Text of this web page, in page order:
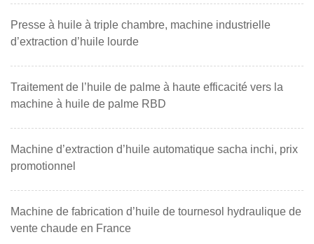
Presse à huile à triple chambre, machine industrielle
d’extraction d’huile lourde
Traitement de l’huile de palme à haute efficacité vers la
machine à huile de palme RBD
Machine d’extraction d’huile automatique sacha inchi, prix
promotionnel
Machine de fabrication d’huile de tournesol hydraulique de
vente chaude en France